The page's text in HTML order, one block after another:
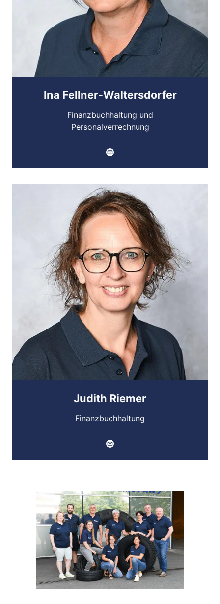
Ina Fellner-Waltersdorfer
Finanzbuchhaltung und
Personalverrechnung
Judith Riemer
Finanzbuchhaltung